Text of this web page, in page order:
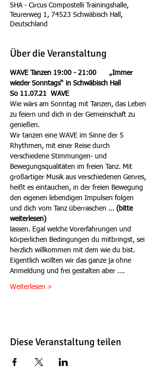
SHA - Circus Compostelli Trainingshalle,
Teurerweg 1, 74523 Schwäbisch Hall,
Deutschland
Über die Veranstaltung
WAVE Tanzen 19:00 - 21:00 	„Immer
wieder Sonntags“ in Schwäbisch Hall
So 11.07.21  WAVE
Wie wärs am Sonntag mit Tanzen, das Leben
zu feiern und dich in der Gemeinschaft zu
genießen.
Wir tanzen eine WAVE im Sinne der 5
Rhythmen, mit einer Reise durch
verschiedene Stimmungen- und
Bewegungsqualitäten im freien Tanz. Mit
großartiger Musik aus verschiedenen Genres,
heißt es eintauchen, in der freien Bewegung
den eigenen lebendigen Impulsen folgen
und dich vom Tanz überraschen ... (bitte
weiterlesen)
lassen. Egal welche Vorerfahrungen und
körperlichen Bedingungen du mitbringst, sei
herzlich willkommen mit dem wie du bist.
Eigentlich wollten wir das ganze ja ohne
Anmeldung und frei gestalten aber ….
Weiterlesen >
Diese Veranstaltung teilen